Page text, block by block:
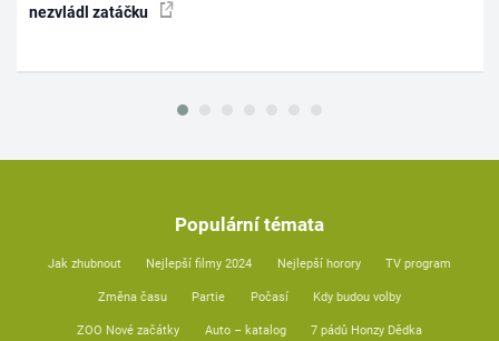
nezvládl zatáčku
Populární témata
Jak zhubnout Nejlepší filmy 2024 Nejlepší horory TV program
Změna času Partie Počasí Kdy budou volby
ZOO Nové začátky Auto – katalog 7 pádů Honzy Dědka